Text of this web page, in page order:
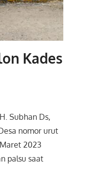
Kades
Subhan Ds,
nomor urut
2023
palsu saat